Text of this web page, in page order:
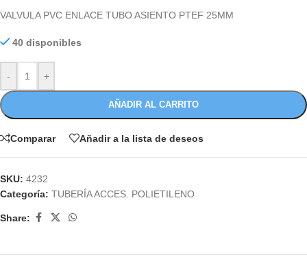
VALVULA PVC ENLACE TUBO ASIENTO PTEF 25MM
40 disponibles
- +
AÑADIR AL CARRITO
Comparar Añadir a la lista de deseos
SKU: 4232
Categoría: TUBERÍA ACCES. POLIETILENO
Share: